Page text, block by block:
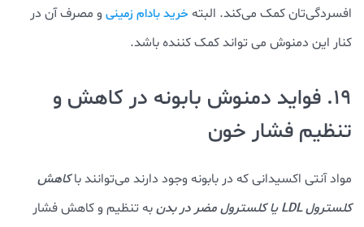
افسردگی‌تان کمک می‌کند. البته خرید بادام زمینی و مصرف آن در
کنار این دمنوش می تواند کمک کننده باشد.
19. فواید دمنوش بابونه در کاهش و
تنظیم فشار خون
مواد آنتی اکسیدانی که در بابونه وجود دارند می‌توانند باکاهش
کلسترول LDL یا کلسترول مضر در بدن
به تنظیم و کاهش فشار